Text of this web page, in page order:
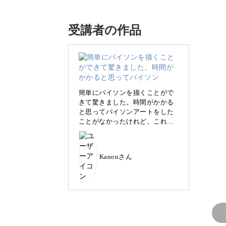
バイカラーのアートネイルをレクチャ
「ニュアンスアートにメリハリをつけ
「ニュアンスアートに合うパイソン柄
と感じている方も多いのではないでし
今回レクチャーするのは、ベージュと
上品で大人っぽい雰囲気に仕上がるパ
インパクトのあるデザインだから
ニュアンスアートに合わせるだけでア
カラーを少しずつ重ねていくことで出
受講者の作品
簡単にパイソンを描くことがで
きて驚きました。時間がかかる
と思ってパイソンアートをした
ことがなかったけれど、これか
らは安心してサンプルにパイソ
ンを組み合わせることができそ
うです。ありがとうございまし
た！
Kanonさん